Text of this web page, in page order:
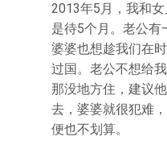
2013年5月，我和
是待5个月。老公有
婆婆也想趁我们在
过国。老公不想给
那没地方住，建议
去，婆婆就很犯难
便也不划算。